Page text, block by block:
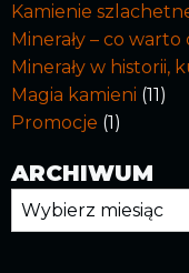
Kamienie
Minerały – co
Minerały w historii,
Magia kamieni (11)
Promocje (1)
ARCHIWUM
Archiwum